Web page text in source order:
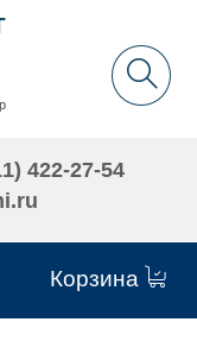
Корзина
422-27-54